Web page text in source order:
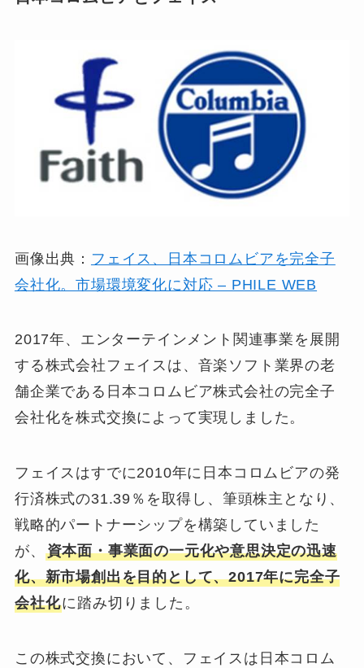
画像出典： フェイス、日本コロムビアを完全子
会社化。市場環境変化に対応 – PHILE WEB
2017年、エンターテインメント関連事業を展開
する株式会社フェイスは、音楽ソフト業界の老
舗企業である日本コロムビア株式会社の完全子
会社化を株式交換によって実現しました。
フェイスはすでに2010年に日本コロムビアの発
行済株式の31.39％を取得し、筆頭株主となり、
戦略的パートナーシップを構築していました
が、 資本面・事業面の一元化や意思決定の迅速
化、新市場創出を目的として、2017年に完全子
会社化に踏み切りました。
この株式交換において、フェイスは日本コロム